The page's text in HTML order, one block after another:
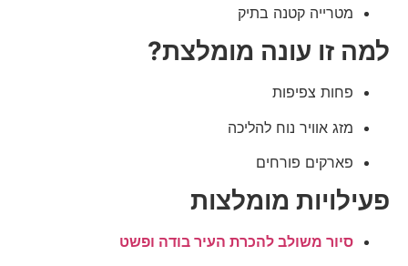
מטרייה קטנה בתיק
למה זו עונה מומלצת?
פחות צפיפות
מזג אוויר נוח להליכה
פארקים פורחים
פעילויות מומלצות
סיור משולב להכרת העיר בודה ופשט